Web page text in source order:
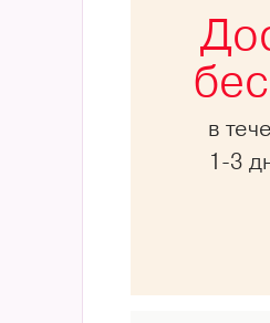
в
1-3